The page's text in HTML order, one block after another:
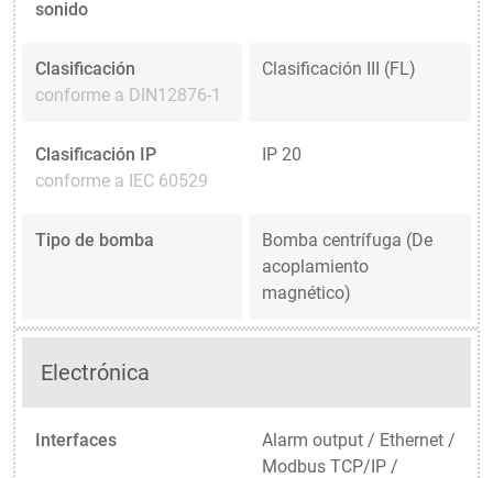
sonido
Clasificación
conforme a DIN12876-1
Clasificación III (FL)
Clasificación IP
conforme a IEC 60529
IP 20
Tipo de bomba
Bomba centrífuga (De
acoplamiento
magnético)
Electrónica
Interfaces
Alarm output / Ethernet /
Modbus TCP/IP /